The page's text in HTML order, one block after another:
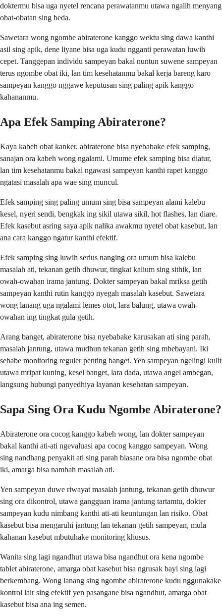
doktermu bisa uga nyetel rencana perawatanmu utawa ngalih menyang
obat-obatan sing beda.
Sawetara wong ngombe abiraterone kanggo wektu sing dawa kanthi
asil sing apik, dene liyane bisa uga kudu ngganti perawatan luwih
cepet. Tanggepan individu sampeyan bakal nuntun suwene sampeyan
terus ngombe obat iki, lan tim kesehatanmu bakal kerja bareng karo
sampeyan kanggo nggawe keputusan sing paling apik kanggo
kahananmu.
Apa Efek Samping Abiraterone?
Kaya kabeh obat kanker, abiraterone bisa nyebabake efek samping,
sanajan ora kabeh wong ngalami. Umume efek samping bisa diatur,
lan tim kesehatanmu bakal ngawasi sampeyan kanthi rapet kanggo
ngatasi masalah apa wae sing muncul.
Efek samping sing paling umum sing bisa sampeyan alami kalebu
kesel, nyeri sendi, bengkak ing sikil utawa sikil, hot flashes, lan diare.
Efek kasebut asring saya apik nalika awakmu nyetel obat kasebut, lan
ana cara kanggo ngatur kanthi efektif.
Efek samping sing luwih serius nanging ora umum bisa kalebu
masalah ati, tekanan getih dhuwur, tingkat kalium sing sithik, lan
owah-owahan irama jantung. Dokter sampeyan bakal mriksa getih
sampeyan kanthi rutin kanggo nyegah masalah kasebut. Sawetara
wong lanang uga ngalami lemes otot, lara balung, utawa owah-
owahan ing tingkat gula getih.
Arang banget, abiraterone bisa nyebabake karusakan ati sing parah,
masalah jantung, utawa mudhun tekanan getih sing mbebayani. Iki
sebabe monitoring reguler penting banget. Yen sampeyan ngelingi kulit
utawa mripat kuning, kesel banget, lara dada, utawa angel ambegan,
langsung hubungi panyedhiya layanan kesehatan sampeyan.
Sapa Sing Ora Kudu Ngombe Abiraterone?
Abiraterone ora cocog kanggo kabeh wong, lan dokter sampeyan
bakal kanthi ati-ati ngevaluasi apa cocog kanggo sampeyan. Wong
sing nandhang penyakit ati sing parah biasane ora bisa ngombe obat
iki, amarga bisa nambah masalah ati.
Yen sampeyan duwe riwayat masalah jantung, tekanan getih dhuwur
sing ora dikontrol, utawa gangguan irama jantung tartamtu, dokter
sampeyan kudu nimbang kanthi ati-ati keuntungan lan risiko. Obat
kasebut bisa mengaruhi jantung lan tekanan getih sampeyan, mula
kahanan kasebut mbutuhake monitoring khusus.
Wanita sing lagi ngandhut utawa bisa ngandhut ora kena ngombe
tablet abiraterone, amarga obat kasebut bisa ngrusak bayi sing lagi
berkembang. Wong lanang sing ngombe abiraterone kudu nggunakake
kontrol lair sing efektif yen pasangane bisa ngandhut, amarga obat
kasebut bisa ana ing semen.